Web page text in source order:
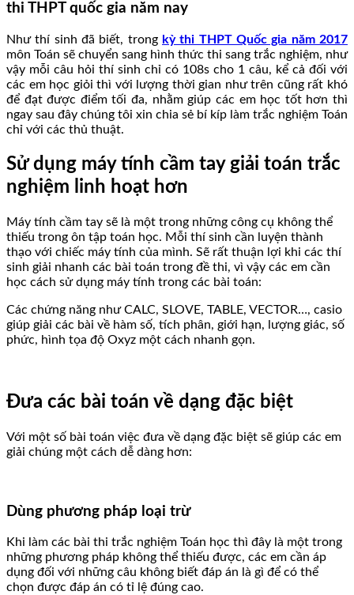
thi THPT quốc gia năm nay
Như thí sinh đã biết, trong kỳ thi THPT Quốc gia năm 2017
môn Toán sẽ chuyển sang hình thức thi sang trắc nghiệm, như
vậy mỗi câu hỏi thí sinh chỉ có 108s cho 1 câu, kể cả đối với
các em học giỏi thì với lượng thời gian như trên cũng rất khó
để đạt được điểm tối đa, nhằm giúp các em học tốt hơn thì
ngay sau đây chúng tôi xin chia sẻ bí kíp làm trắc nghiệm Toán
chỉ với các thủ thuật.
Sử dụng máy tính cầm tay giải toán trắc
nghiệm linh hoạt hơn
Máy tính cầm tay sẽ là một trong những công cụ không thể
thiếu trong ôn tập toán học. Mỗi thí sinh cần luyện thành
thạo với chiếc máy tính của mình. Sẽ rất thuận lợi khi các thí
sinh giải nhanh các bài toán trong đề thi, vì vậy các em cần
học cách sử dụng máy tính trong các bài toán:
Các chứng năng như CALC, SLOVE, TABLE, VECTOR…, casio
giúp giải các bài về hàm số, tích phân, giới hạn, lượng giác, số
phức, hình tọa độ Oxyz một cách nhanh gọn.
Đưa các bài toán về dạng đặc biệt
Với một số bài toán việc đưa về dạng đặc biệt sẽ giúp các em
giải chúng một cách dễ dàng hơn:
Dùng phương pháp loại trừ
Khi làm các bài thi trắc nghiệm Toán học thì đây là một trong
những phương pháp không thể thiếu được, các em cần áp
dụng đối với những câu không biết đáp án là gì để có thể
chọn được đáp án có tỉ lệ đúng cao.